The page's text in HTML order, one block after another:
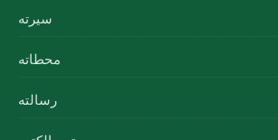
سيرته
محطاته
رسالته